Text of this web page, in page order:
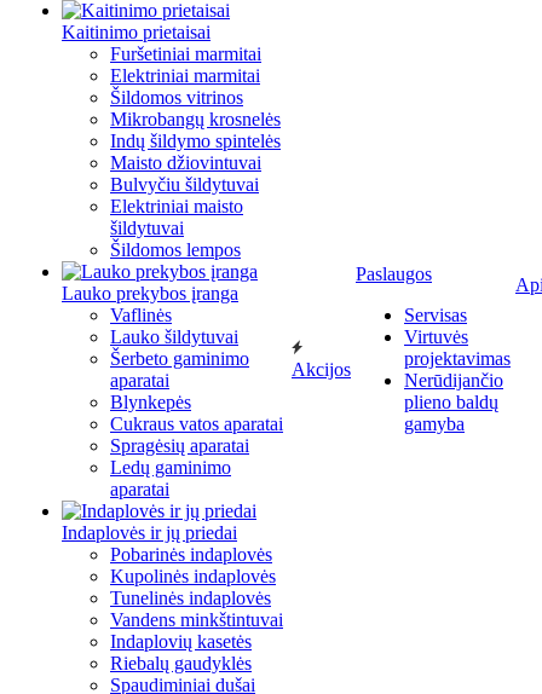
Kaitinimo prietaisai
Furšetiniai marmitai
Elektriniai marmitai
Šildomos vitrinos
Mikrobangų krosnelės
Indų šildymo spintelės
Maisto džiovintuvai
Bulvyčiu šildytuvai
Elektriniai maisto
šildytuvai
Šildomos lempos
Lauko prekybos įranga
Vaflinės
Lauko šildytuvai
Šerbeto gaminimo
aparatai
Blynkepės
Cukraus vatos aparatai
Spragėsių aparatai
Ledų gaminimo
aparatai
Indaplovės ir jų priedai
Pobarinės indaplovės
Kupolinės indaplovės
Tunelinės indaplovės
Vandens minkštintuvai
Indaplovių kasetės
Riebalų gaudyklės
Spaudiminiai dušai
Akcijos
Paslaugos
Servisas
Virtuvės
projektavimas
Nerūdijančio
plieno baldų
gamyba